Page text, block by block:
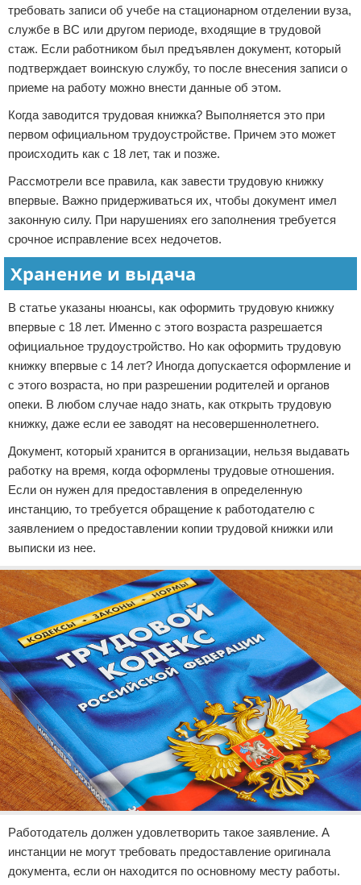
требовать записи об учебе на стационарном отделении вуза,
службе в ВС или другом периоде, входящие в трудовой
стаж. Если работником был предъявлен документ, который
подтверждает воинскую службу, то после внесения записи о
приеме на работу можно внести данные об этом.
Когда заводится трудовая книжка? Выполняется это при
первом официальном трудоустройстве. Причем это может
происходить как с 18 лет, так и позже.
Рассмотрели все правила, как завести трудовую книжку
впервые. Важно придерживаться их, чтобы документ имел
законную силу. При нарушениях его заполнения требуется
срочное исправление всех недочетов.
Хранение и выдача
В статье указаны нюансы, как оформить трудовую книжку
впервые с 18 лет. Именно с этого возраста разрешается
официальное трудоустройство. Но как оформить трудовую
книжку впервые с 14 лет? Иногда допускается оформление и
с этого возраста, но при разрешении родителей и органов
опеки. В любом случае надо знать, как открыть трудовую
книжку, даже если ее заводят на несовершеннолетнего.
Документ, который хранится в организации, нельзя выдавать
работку на время, когда оформлены трудовые отношения.
Если он нужен для предоставления в определенную
инстанцию, то требуется обращение к работодателю с
заявлением о предоставлении копии трудовой книжки или
выписки из нее.
Работодатель должен удовлетворить такое заявление. А
инстанции не могут требовать предоставление оригинала
документа, если он находится по основному месту работы.